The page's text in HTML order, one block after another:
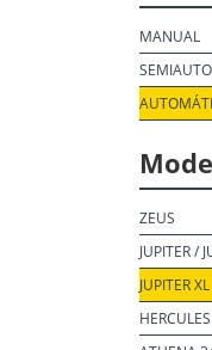
MANUAL
ZEUS
JUPITER /
JUPITER XL